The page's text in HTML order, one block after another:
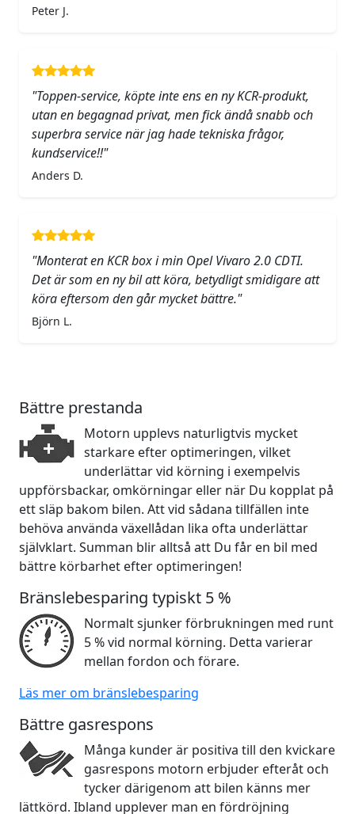
Peter J.
"Toppen-service, köpte inte ens en ny KCR-produkt,
utan en begagnad privat, men fick ändå snabb och
superbra service när jag hade tekniska frågor,
kundservice!!"
Anders D.
"Monterat en KCR box i min Opel Vivaro 2.0 CDTI.
Det är som en ny bil att köra, betydligt smidigare att
köra eftersom den går mycket bättre."
Björn L.
Bättre prestanda
Motorn upplevs naturligtvis mycket
starkare efter optimeringen, vilket
underlättar vid körning i exempelvis
uppförsbackar, omkörningar eller när Du kopplat på
ett släp bakom bilen. Att vid sådana tillfällen inte
behöva använda växellådan lika ofta underlättar
självklart. Summan blir alltså att Du får en bil med
bättre körbarhet efter optimeringen!
Bränslebesparing typiskt 5 %
Normalt sjunker förbrukningen med runt
5 % vid normal körning. Detta varierar
mellan fordon och förare.
Läs mer om bränslebesparing
Bättre gasrespons
Många kunder är positiva till den kvickare
gasrespons motorn erbjuder efteråt och
tycker därigenom att bilen känns mer
lättkörd. Ibland upplever man en fördröjning